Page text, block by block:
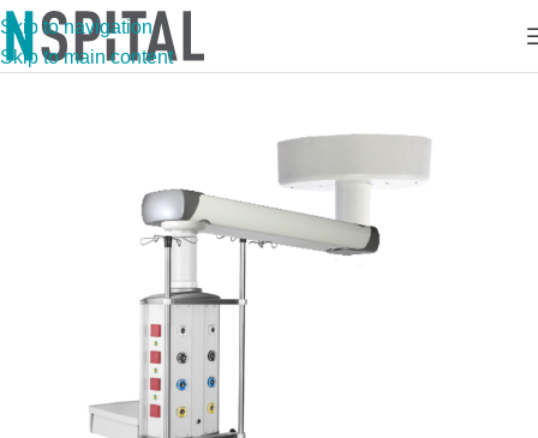
Skip to navigation
Skip to main content